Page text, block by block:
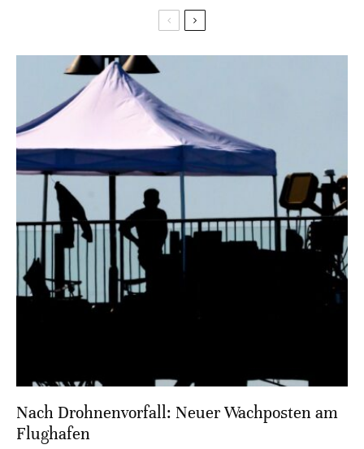
Nach Drohnenvorfall: Neuer Wachposten am
Flughafen